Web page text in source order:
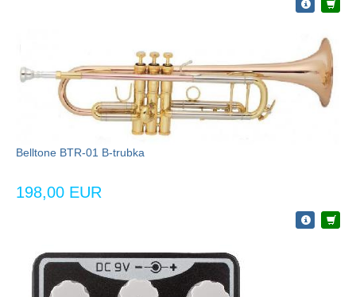
Belltone BTR-01 B-trubka
198,00 EUR